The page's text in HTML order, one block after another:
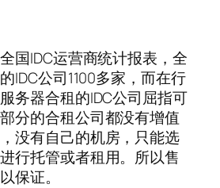
国IDC运营商统计报表，全
IDC公司1100多家，而在行
务器合租的IDC公司屈指可
分的合租公司都没有增值
没有自己的机房，只能选
行托管或者租用。所以售
保证。